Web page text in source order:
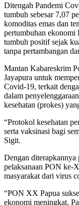
Ditengah Pandemi
tumbuh sebesar 7,07
komoditas emas dan
pertumbuhan ekonomi
tumbuh positif sejak
tanpa pertambangan
Mantan Kabareskrim
Jayapura untuk
Covid-19, terkait
dalam
kesehatan (prokes)
“Protokol kesehatan
serta vaksinasi bagi
Sigit.
Dengan
pelaksanaan PON ke-
masyarakat dari virus
“PON XX Papua
ekonomi meningkat,